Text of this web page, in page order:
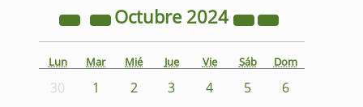
Octubre 2024
Lun Mar Mié Jue Vie Sáb Dom
30 1 2 3 4 5
6